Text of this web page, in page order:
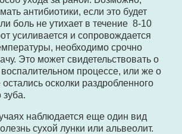
антибиотики, если это будет
боль не утихает в течение 8-10
усиливается и сопровождается
необходимо срочно
Это может свидетельствовать о
процессе, или же о
осколки раздробленного
зуба.
наблюдается еще один вид
сухой лунки или альвеолит.